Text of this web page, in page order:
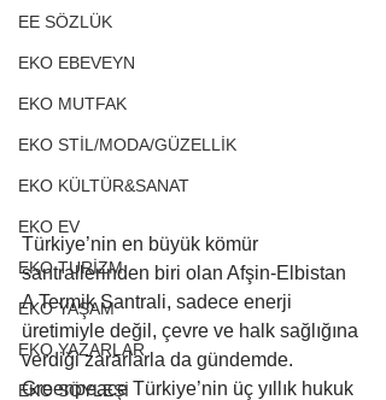
EE SÖZLÜK
EKO EBEVEYN
EKO MUTFAK
EKO STİL/MODA/GÜZELLİK
EKO KÜLTÜR&SANAT
EKO EV
EKO TURİZM
EKO YAŞAM
EKO YAZARLAR
EKO SÖYLEŞİ
Türkiye’nin en büyük kömür
santrallerinden biri olan Afşin-Elbistan
A Termik Santrali, sadece enerji
üretimiyle değil, çevre ve halk sağlığına
verdiği zararlarla da gündemde.
Greenpeace Türkiye’nin üç yıllık hukuk